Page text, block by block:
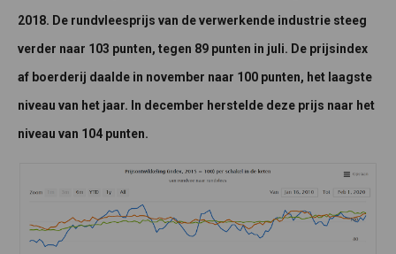
2018. De rundvleesprijs van de verwerkende industrie steeg
verder naar 103 punten, tegen 89 punten in juli. De prijsindex
af boerderij daalde in november naar 100 punten, het laagste
niveau van het jaar. In december herstelde deze prijs naar het
niveau van 104 punten.